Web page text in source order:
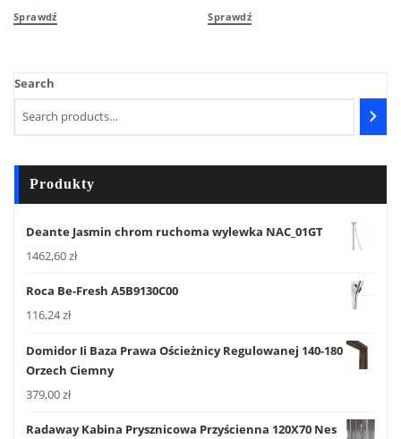
Sprawdź Sprawdź
Search
Produkty
Deante Jasmin chrom ruchoma wylewka NAC_01GT
1462,60zł
Roca Be-Fresh A5B9130C00
116,24zł
Domidor Ii Baza Prawa Ościeżnicy Regulowanej 140-180
Orzech Ciemny
379,00zł
Radaway Kabina Prysznicowa Przyścienna 120X70 Nes